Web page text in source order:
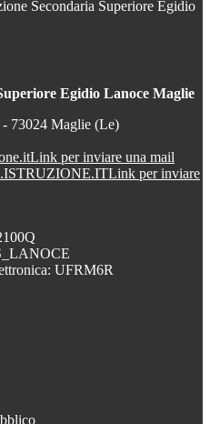
Secondaria Superiore Egidio
Egidio Lanoce Maglie
73024 Maglie (Le)
Link per inviare una mail
Link per inviare
UFRM6R